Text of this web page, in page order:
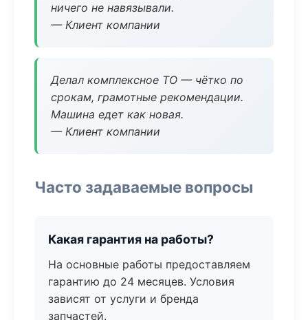
ничего не навязывали.
— Клиент компании
Делал комплексное ТО — чётко по
срокам, грамотные рекомендации.
Машина едет как новая.
— Клиент компании
Часто задаваемые вопросы
Какая гарантия на работы?
На основные работы предоставляем
гарантию до 24 месяцев. Условия
зависят от услуги и бренда
запчастей.